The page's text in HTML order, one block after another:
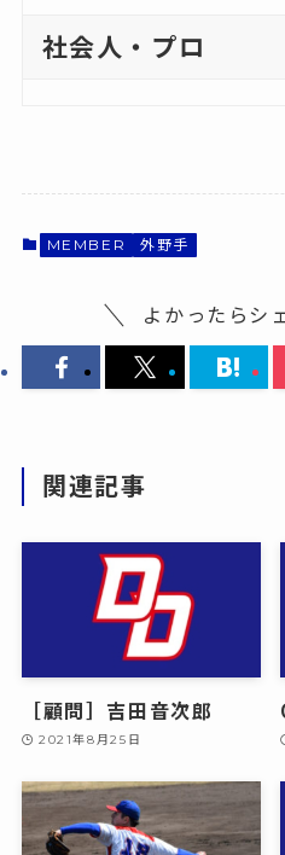
社会人・プロ
MEMBER 外野手
よかったらシ
関連記事
［顧問］吉田音次郎
2021年8月25日